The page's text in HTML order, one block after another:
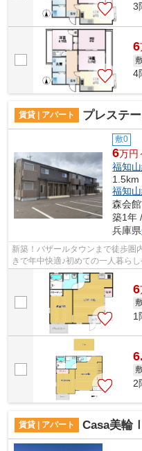
3
6
4
賃貸 | アパート プレステ
敷0
6万円
福知
1.5km
福知
森会
築1年
兵庫県
新築！バザールタウンまで徒歩
きで年中快適♪初めての一人暮ら
6
1
2
賃貸 | アパート Casa美輪Ⅰ